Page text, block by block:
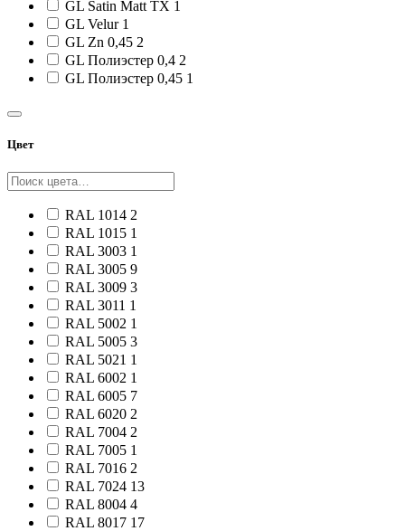
GL Satin Matt TX 1
GL Velur 1
GL Zn 0,45 2
GL Полиэстер 0,4 2
GL Полиэстер 0,45 1
Цвет
RAL 1014 2
RAL 1015 1
RAL 3003 1
RAL 3005 9
RAL 3009 3
RAL 3011 1
RAL 5002 1
RAL 5005 3
RAL 5021 1
RAL 6002 1
RAL 6005 7
RAL 6020 2
RAL 7004 2
RAL 7005 1
RAL 7016 2
RAL 7024 13
RAL 8004 4
RAL 8017 17